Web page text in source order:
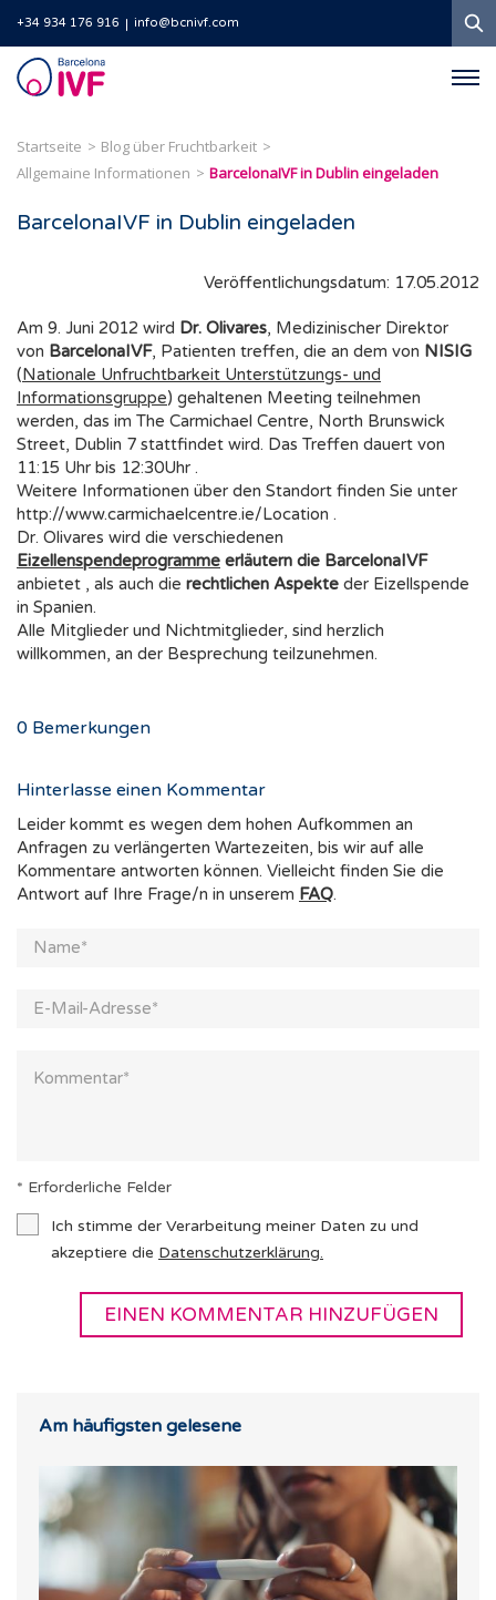
+34 934 176 916 info@bcnivf.com
Barcelona
IVF
Startseite
Blog über Fruchtbarkeit
Allgemaine Informationen
BarcelonaIVF in Dublin eingeladen
BarcelonaIVF in Dublin eingeladen
Veröffentlichungsdatum: 17.05.2012
Am 9. Juni 2012 wird Dr. Olivares, Medizinischer Direktor
von BarcelonaIVF, Patienten treffen, die an dem von NISIG
(Nationale Unfruchtbarkeit Unterstützungs- und
Informationsgruppe) gehaltenen Meeting teilnehmen
werden, das im The Carmichael Centre, North Brunswick
Street, Dublin 7 stattfindet wird. Das Treffen dauert von
11:15 Uhr bis 12:30Uhr .
Weitere Informationen über den Standort finden Sie unter
http://www.carmichaelcentre.ie/Location .
Dr. Olivares wird die verschiedenen
Eizellenspendeprogramme erläutern die BarcelonaIVF
anbietet , als auch die rechtlichen Aspekte der Eizellspende
in Spanien.
Alle Mitglieder und Nichtmitglieder, sind herzlich
willkommen, an der Besprechung teilzunehmen.
0 Bemerkungen
Hinterlasse einen Kommentar
Leider kommt es wegen dem hohen Aufkommen an
Anfragen zu verlängerten Wartezeiten, bis wir auf alle
Kommentare antworten können. Vielleicht finden Sie die
Antwort auf Ihre Frage/n in unserem FAQ.
* Erforderliche Felder
Ich stimme der Verarbeitung meiner Daten zu und
akzeptiere die Datenschutzerklärung.
Am häufigsten gelesene